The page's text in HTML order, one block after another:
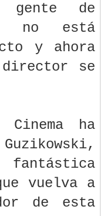
gente de
no está
y ahora
se
Cinema ha
vuelva a
de esta